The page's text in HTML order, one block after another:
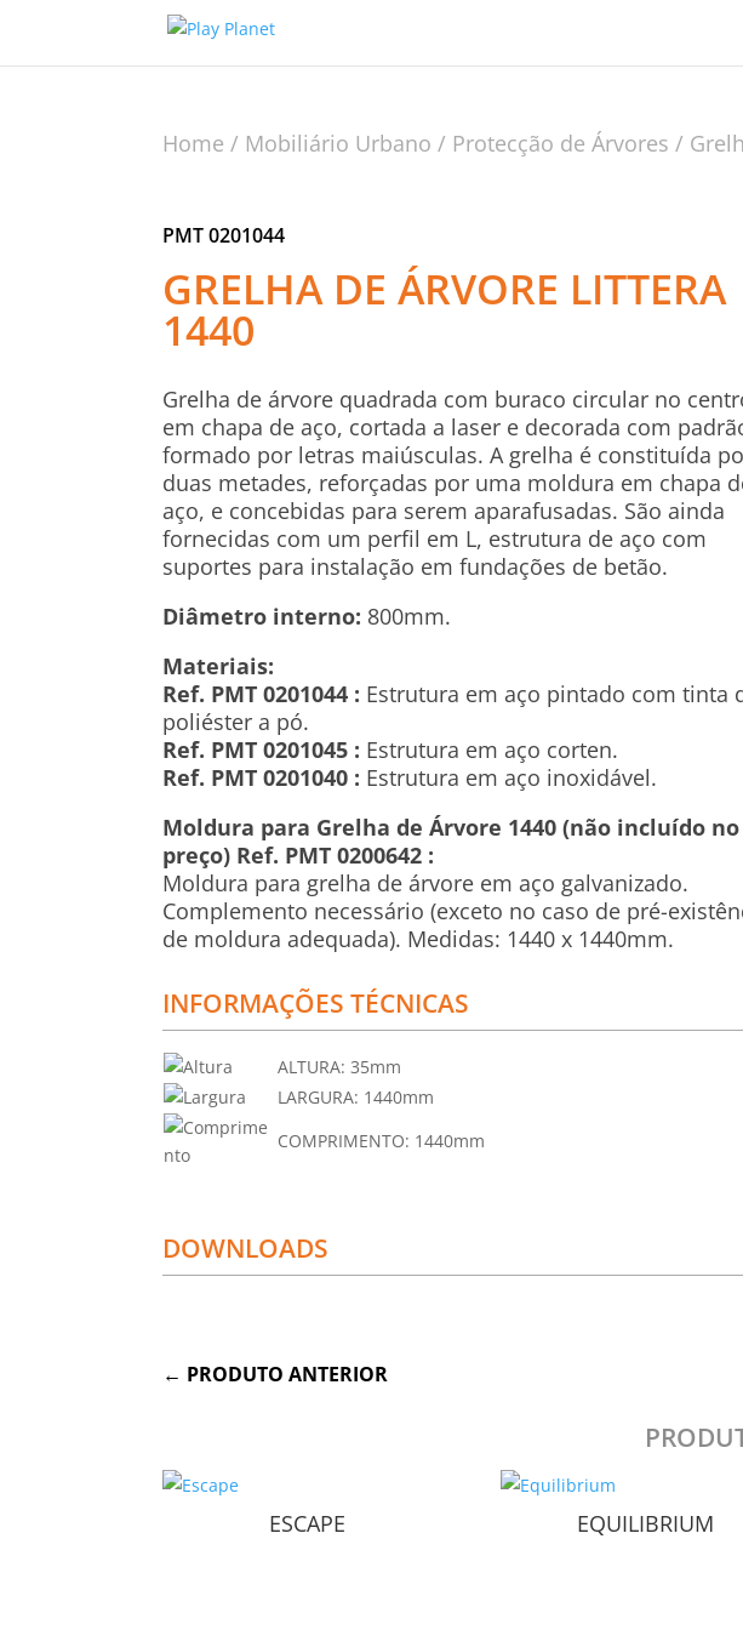
Home / Mobiliário Urbano / Protecção de Árvores /
PMT 0201044
GRELHA DE ÁRVORE LITTERA
1440
Grelha de árvore quadrada com buraco circular no
em chapa de aço, cortada a laser e decorada com
formado por letras maiúsculas. A grelha é constituída
duas metades, reforçadas por uma moldura em chapa
aço, e concebidas para serem aparafusadas. São ainda
fornecidas com um perfil em L, estrutura de aço com
suportes para instalação em fundações de betão.
Diâmetro interno: 800mm.
Materiais:
Ref. PMT 0201044 : Estrutura em aço pintado com tinta
poliéster a pó.
Ref. PMT 0201045 : Estrutura em aço corten.
Ref. PMT 0201040 : Estrutura em aço inoxidável.
Moldura para Grelha de Árvore 1440 (não incluído no
preço) Ref. PMT 0200642 :
Moldura para grelha de árvore em aço galvanizado.
Complemento necessário (exceto no caso de pré-
de moldura adequada). Medidas: 1440 x 1440mm.
INFORMAÇÕES TÉCNICAS
ALTURA: 35mm
LARGURA: 1440mm
COMPRIMENTO: 1440mm
DOWNLOADS
← PRODUTO ANTERIOR
ESCAPE EQUILIBRIUM